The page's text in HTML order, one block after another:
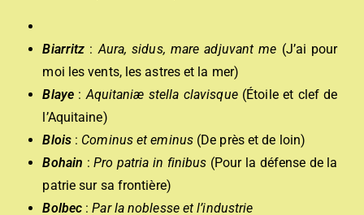
Biarritz :Aura, sidus, mare adjuvant me (J’ai pour
moi les vents, les astres et la mer)
Blaye:Aquitaniæ stella clavisque(Étoile et clef de
l’Aquitaine)
Blois: Cominus et eminus(De près et de loin)
Bohain :Pro patria in finibus (Pour la défense de la
patrie sur sa frontière)
Bolbec :Par la noblesse et l’industrie